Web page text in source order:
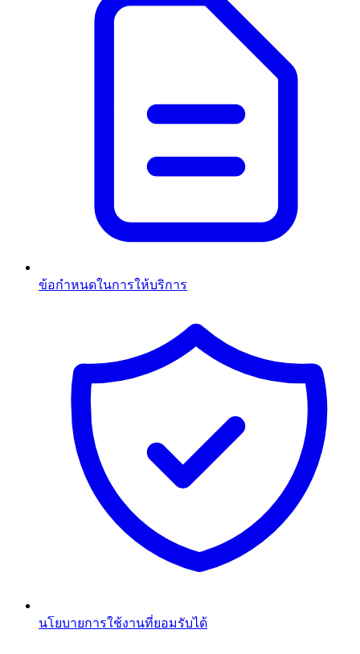
ข้อกำหนดในการให้บริการ
นโยบายการใช้งานที่ยอมรับได้